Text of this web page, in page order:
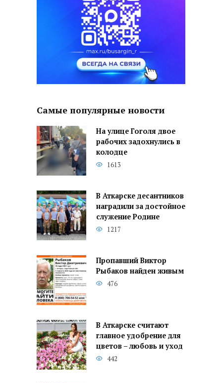
Самые популярные новости
На улице Гоголя двое
рабочих задохнулись в
колодце
1613
В Аткарске десантников
наградили за достойное
служение Родине
1217
Пропавший Виктор
Рыбаков найден живым
476
В Аткарске считают
главное удобрение для
цветов – любовь и уход
442